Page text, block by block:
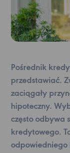
Pośrednik
przedstawiać.
zaciągały
hipoteczny.
często odbywa
kredytowego.
odpowiedniego